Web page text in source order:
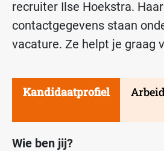
recruiter Ilse Hoekstra. Haar
contactgegevens staan
vacature. Ze helpt je graag
Kandidaatprofiel
Wie ben jij?